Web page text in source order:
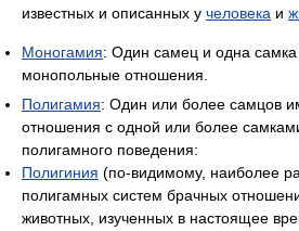
известных и описанных у человека и
Моногамия: Один самец и одна
монопольные отношения.
Полигамия: Один или более самцов
отношения с одной или более
полигамного поведения:
Полигиния (по-видимому, наиболее
полигамных систем брачных
животных, изученных в настоящее